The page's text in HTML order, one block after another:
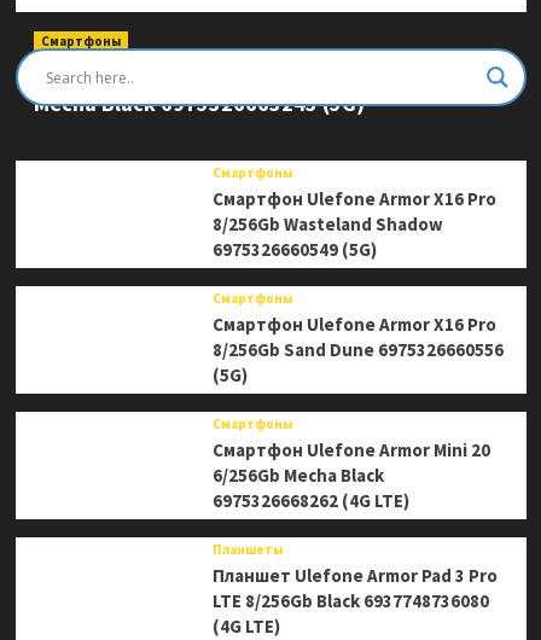
Смартфоны
Смартфон Ulefone Armor Mini 20 Pro 8/256Gb
Mecha Black 6975326663243 (5G)
Смартфоны
Смартфон Ulefone Armor X16 Pro
8/256Gb Wasteland Shadow
6975326660549 (5G)
Смартфоны
Смартфон Ulefone Armor X16 Pro
8/256Gb Sand Dune 6975326660556
(5G)
Смартфоны
Смартфон Ulefone Armor Mini 20
6/256Gb Mecha Black
6975326668262 (4G LTE)
Планшеты
Планшет Ulefone Armor Pad 3 Pro
LTE 8/256Gb Black 6937748736080
(4G LTE)